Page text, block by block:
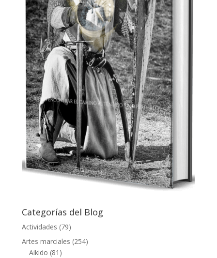
Categorías del Blog
Actividades (79)
Artes marciales (254)
Aikido (81)